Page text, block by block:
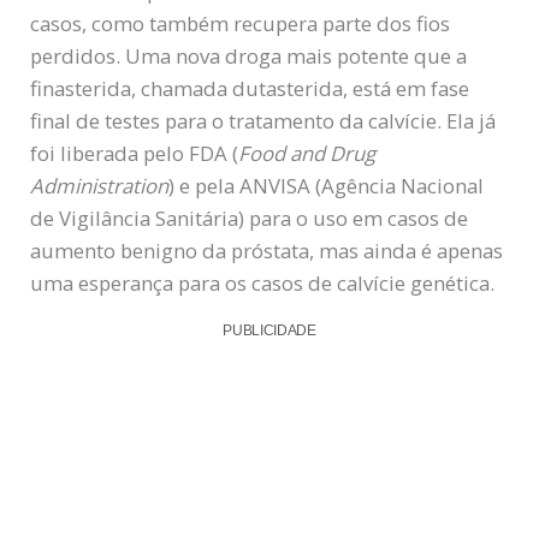
casos, como também recupera parte dos fios
perdidos. Uma nova droga mais potente que a
finasterida, chamada dutasterida, está em fase
final de testes para o tratamento da calvície. Ela já
foi liberada pelo FDA (Food and Drug
Administration) e pela ANVISA (Agência Nacional
de Vigilância Sanitária) para o uso em casos de
aumento benigno da próstata, mas ainda é apenas
uma esperança para os casos de calvície genética.
PUBLICIDADE